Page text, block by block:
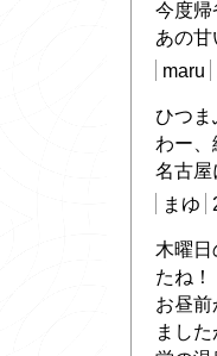
今度帰
あの
maru
ひつま
わー、
名古
まゆ
木曜
たね！
お昼
ました